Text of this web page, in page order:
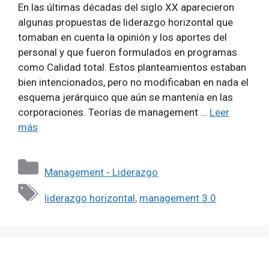
En las últimas décadas del siglo XX aparecieron
algunas propuestas de liderazgo horizontal que
tomaban en cuenta la opinión y los aportes del
personal y que fueron formulados en programas
como Calidad total. Estos planteamientos estaban
bien intencionados, pero no modificaban en nada el
esquema jerárquico que aún se mantenía en las
corporaciones. Teorías de management … Leer
más
Management - Liderazgo
liderazgo horizontal, management 3.0